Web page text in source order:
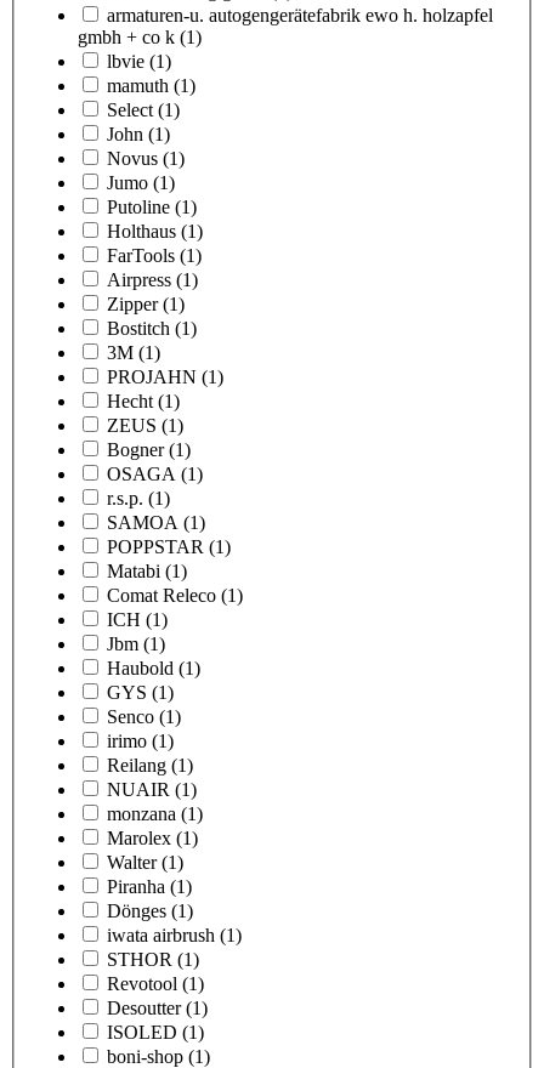
armaturen-u. autogengerätefabrik ewo h. holzapfel
gmbh + co k (1)
lbvie (1)
mamuth (1)
Select (1)
John (1)
Novus (1)
Jumo (1)
Putoline (1)
Holthaus (1)
FarTools (1)
Airpress (1)
Zipper (1)
Bostitch (1)
3M (1)
PROJAHN (1)
Hecht (1)
ZEUS (1)
Bogner (1)
OSAGA (1)
r.s.p. (1)
SAMOA (1)
POPPSTAR (1)
Matabi (1)
Comat Releco (1)
ICH (1)
Jbm (1)
Haubold (1)
GYS (1)
Senco (1)
irimo (1)
Reilang (1)
NUAIR (1)
monzana (1)
Marolex (1)
Walter (1)
Piranha (1)
Dönges (1)
iwata airbrush (1)
STHOR (1)
Revotool (1)
Desoutter (1)
ISOLED (1)
boni-shop (1)